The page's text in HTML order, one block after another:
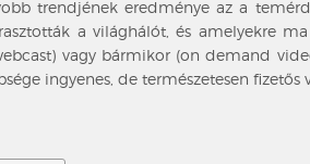
trendjének eredménye az a
a világhálót, és amelyekre
vagy bármikor (on demand
ingyenes, de természetesen